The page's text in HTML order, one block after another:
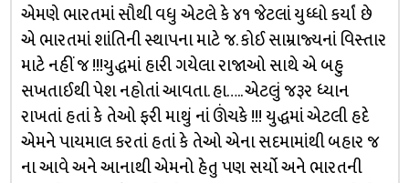
એમણે ભારતમાં સૌથી વધુ એટલે કે ૪૧ જેટલાં યુધ્ધો કર્યાં છે
એ ભારતમાં શાંતિની સ્થાપના માટે જ. કોઈ સામ્રાજ્યનાં વિસ્તાર
માટે નહીં જ !!!યુદ્ધમાં હારી ગયેલા રાજાઓ સાથે એ બહુ
સખતાઈથી પેશ નહોતાં આવતા. હા….. એટલું જરૂર ધ્યાન
રાખતાં હતાં કે તેઓ ફરી માથું નાં ઊંચકે !!! યુદ્ધમાં એટલી હદે
એમને પાયમાલ કરતાં હતાં કે તેઓ એના સદમામાંથી બહાર જ
ના આવે અને આનાથી એમનો હેતુ પણ સર્યો અને ભારતની